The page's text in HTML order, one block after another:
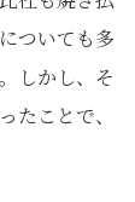
ついても多
しかし、そ
たことで、